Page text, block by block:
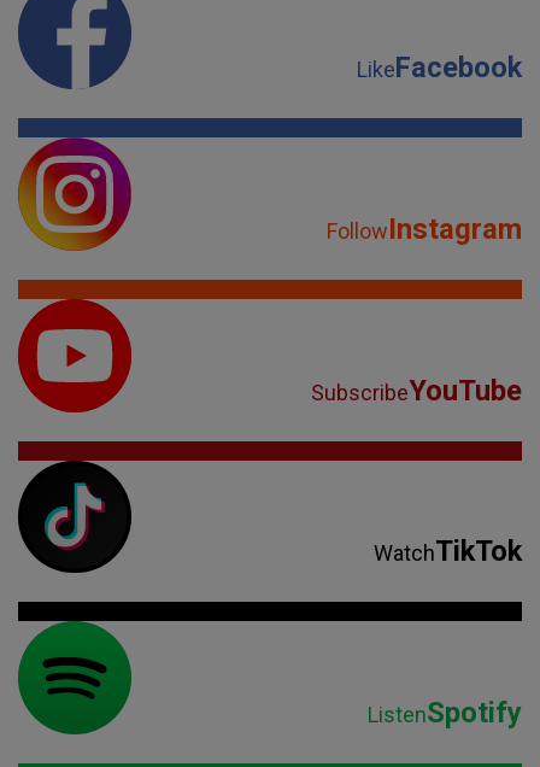
LikeFacebook
FollowInstagram
SubscribeYouTube
WatchTikTok
ListenSpotify